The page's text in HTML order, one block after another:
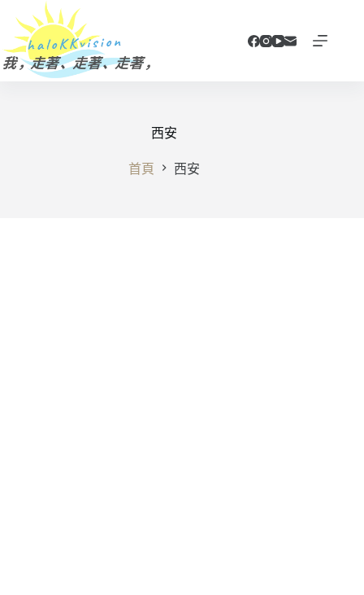
主
要
西安
首頁 西安